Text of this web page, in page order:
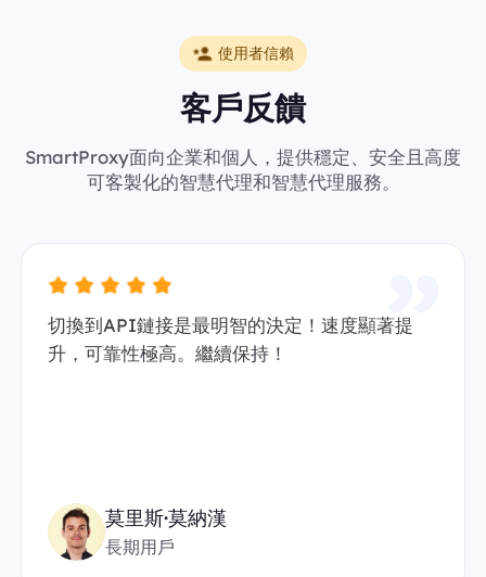
使用者信賴
客戶反饋
SmartProxy面向企業和個人，提供穩定、安全且高度
可客製化的智慧代理和智慧代理服務。
切換到API鏈接是最明智的決定！速度顯著提
升，可靠性極高。繼續保持！
莫里斯·莫納漢
長期用戶